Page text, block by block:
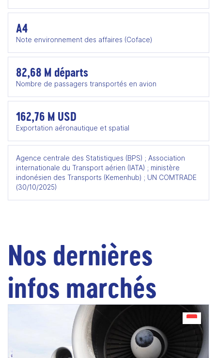
A4
Note environnement des affaires (Coface)
82,68 M départs
Nombre de passagers transportés en avion
162,76 M USD
Exportation aéronautique et spatial
Agence centrale des Statistiques (BPS) ; Association
internationale du Transport aérien (IATA) ; ministère
indonésien des Transports (Kemenhub) ; UN COMTRADE
(30/10/2025)
Nos dernières
infos marchés